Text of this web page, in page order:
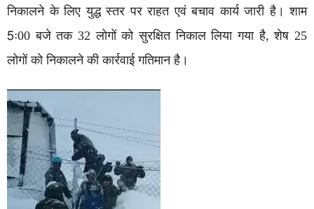
निकालने के लिए युद्ध स्तर पर राहत एवं बचाव कार्य जारी है। शाम
5ः00 बजे तक 32 लोगों को सुरक्षित निकाल लिया गया है, शेष 25
लोगों को निकालने की कार्रवाई गतिमान है।